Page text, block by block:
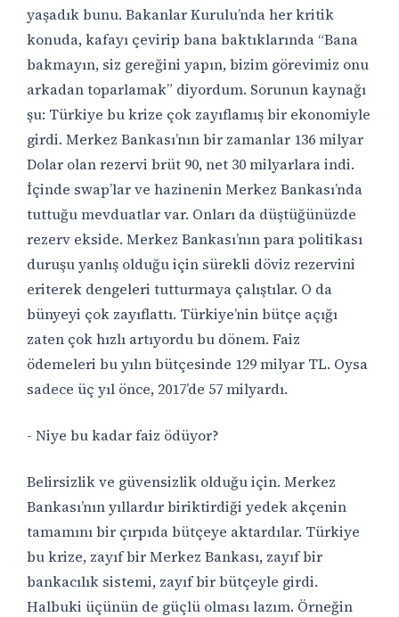
yaşadık bunu. Bakanlar Kurulu’nda her kritik
konuda, kafayı çevirip bana baktıklarında “Bana
bakmayın, siz gereğini yapın, bizim görevimiz onu
arkadan toparlamak” diyordum. Sorunun kaynağı
şu: Türkiye bu krize çok zayıflamış bir ekonomiyle
girdi. Merkez Bankası’nın bir zamanlar 136 milyar
Dolar olan rezervi brüt 90, net 30 milyarlara indi.
İçinde swap’lar ve hazinenin Merkez Bankası’nda
tuttuğu mevduatlar var. Onları da düştüğünüzde
rezerv ekside. Merkez Bankası’nın para politikası
duruşu yanlış olduğu için sürekli döviz rezervini
eriterek dengeleri tutturmaya çalıştılar. O da
bünyeyi çok zayıflattı. Türkiye’nin bütçe açığı
zaten çok hızlı artıyordu bu dönem. Faiz
ödemeleri bu yılın bütçesinde 129 milyar TL. Oysa
sadece üç yıl önce, 2017’de 57 milyardı.
- Niye bu kadar faiz ödüyor?
Belirsizlik ve güvensizlik olduğu için. Merkez
Bankası’nın yıllardır biriktirdiği yedek akçenin
tamamını bir çırpıda bütçeye aktardılar. Türkiye
bu krize, zayıf bir Merkez Bankası, zayıf bir
bankacılık sistemi, zayıf bir bütçeyle girdi.
Halbuki üçünün de güçlü olması lazım. Örneğin